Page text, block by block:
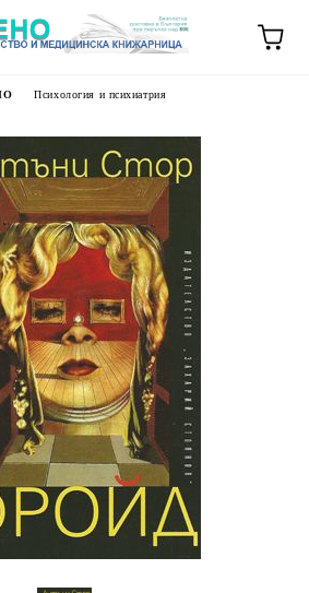
Психология и психиатрия